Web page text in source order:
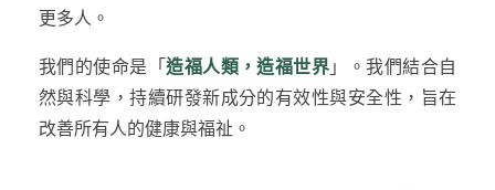
更多人。
我們的使命是「造福人類，造福世界 」。我們結合自
然與科學，持續研發新成分的有效性與安全性，旨在
改善所有人的健康與福祉。